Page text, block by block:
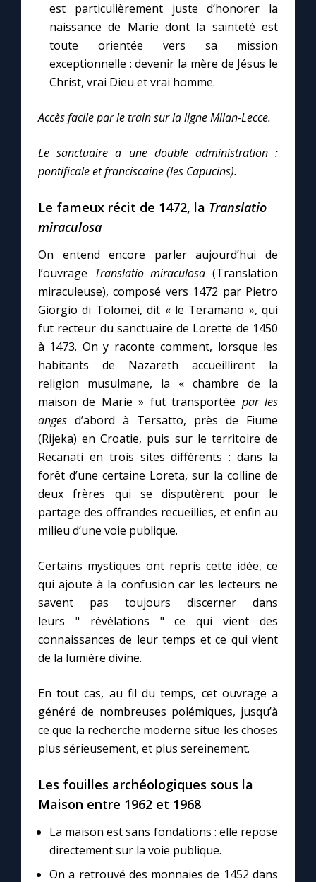
Faire un don
Marie de Nazareth
est particulièrement juste d’honorer la
naissance de Marie dont la sainteté est
toute orientée vers sa mission
exceptionnelle : devenir la mère de Jésus le
Christ, vrai Dieu et vrai homme.
Accès facile par le train sur la ligne Milan-Lecce.
Le sanctuaire a une double administration :
pontificale et franciscaine (les Capucins).
Le fameux récit de 1472, la Translatio
miraculosa
On entend encore parler aujourd’hui de
l’ouvrage Translatio miraculosa (Translation
miraculeuse), composé vers 1472 par Pietro
Giorgio di Tolomei, dit « le Teramano », qui
fut recteur du sanctuaire de Lorette de 1450
à 1473. On y raconte comment, lorsque les
habitants de Nazareth accueillirent la
religion musulmane, la « chambre de la
maison de Marie » fut transportée par les
anges d’abord à Tersatto, près de Fiume
(Rijeka) en Croatie, puis sur le territoire de
Recanati en trois sites différents : dans la
forêt d’une certaine Loreta, sur la colline de
deux frères qui se disputèrent pour le
partage des offrandes recueillies, et enfin au
milieu d’une voie publique.
Certains mystiques ont repris cette idée, ce
qui ajoute à la confusion car les lecteurs ne
savent pas toujours discerner dans
leurs " révélations " ce qui vient des
connaissances de leur temps et ce qui vient
de la lumière divine.
En tout cas, au fil du temps, cet ouvrage a
généré de nombreuses polémiques, jusqu’à
ce que la recherche moderne situe les choses
plus sérieusement, et plus sereinement.
Les fouilles archéologiques sous la
Maison entre 1962 et 1968
La maison est sans fondations : elle repose
directement sur la voie publique.
On a retrouvé des monnaies de 1452 dans